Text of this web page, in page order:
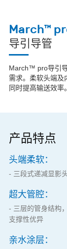
March™
导引导管
March™ pro导引
需求。柔软头端及
同时提高输送效率。
产品特点
头端柔软：
- 三段式递减显影
超大管腔：
- 三层的管身结构
支撑性优异
亲水涂层：